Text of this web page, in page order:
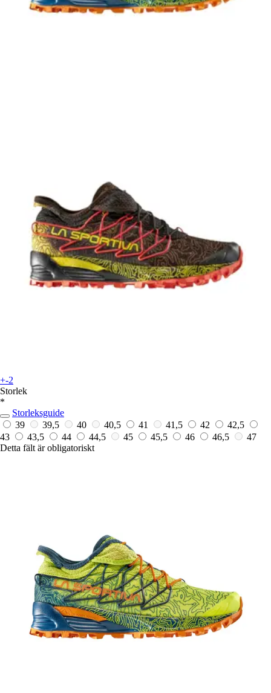
+-2
Storlek
*
Storleksguide
39
39,5 40 40,5 41 41,5 42
42,5
43
43,5 44 44,5 45 45,5 46 46,5
47
Detta fält är obligatoriskt